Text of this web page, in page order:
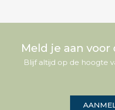
Meld je aan
Blijf altijd op de hoogte